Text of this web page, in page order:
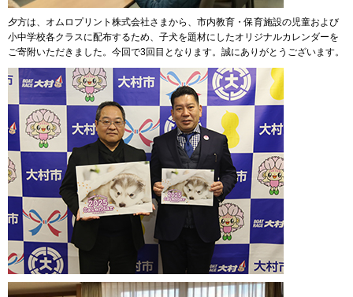
夕方は、オムロプリント株式会社さまから、市内教育・保育施設の児童および
小中学校各クラスに配布するため、子犬を題材にしたオリジナルカレンダーを
ご寄附いただきました。今回で3回目となります。誠にありがとうございます。